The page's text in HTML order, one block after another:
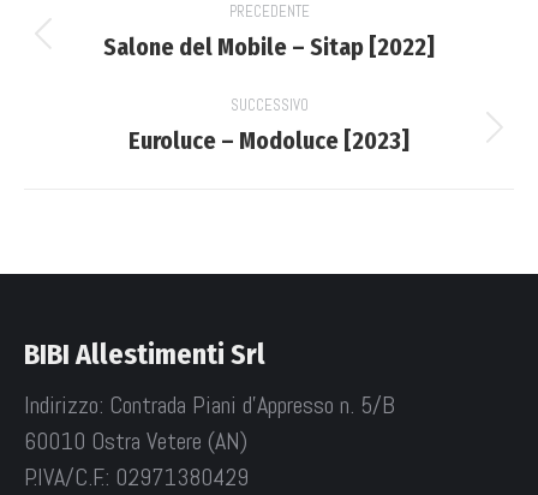
navigation
PRECEDENTE
Previous
Salone del Mobile – Sitap [2022]
SUCCESSIVO
Next
Euroluce – Modoluce [2023]
BIBI Allestimenti Srl
Indirizzo: Contrada Piani d'Appresso n. 5/B
60010 Ostra Vetere (AN)
P.IVA/C.F.: 02971380429